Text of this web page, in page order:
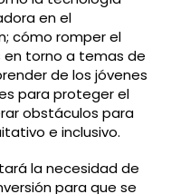
en el
cómo romper el
en torno a temas de
de los jóvenes
para proteger el
obstáculos para
e inclusivo.
la necesidad de
para que se